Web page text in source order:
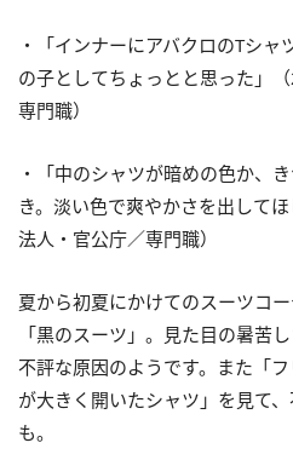
・「インナーにアバクロのTシ
の子としてちょっとと思った」
専門職）
・「中のシャツが暗めの色か、
き。淡い色で爽やかさを出して
法人・官公庁／専門職）
夏から初夏にかけてのスーツコ
「黒のスーツ」。見た目の暑苦
不評な原因のようです。また「
が大きく開いたシャツ」を見て
も。